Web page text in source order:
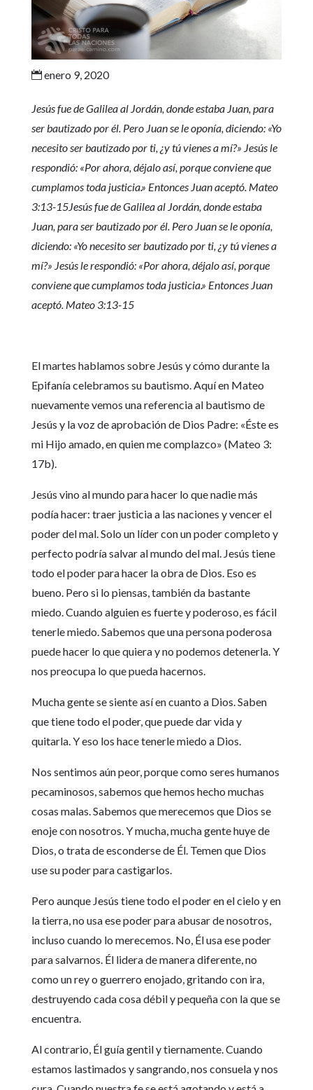
enero 9, 2020
Jesús fue de Galilea al Jordán, donde estaba Juan, para
ser bautizado por él. Pero Juan se le oponía, diciendo: «Yo
necesito ser bautizado por ti, ¿y tú vienes a mí?» Jesús le
respondió: «Por ahora, déjalo así, porque conviene que
cumplamos toda justicia.» Entonces Juan aceptó. Mateo
3:13-15Jesús fue de Galilea al Jordán, donde estaba
Juan, para ser bautizado por él. Pero Juan se le oponía,
diciendo: «Yo necesito ser bautizado por ti, ¿y tú vienes a
mí?» Jesús le respondió: «Por ahora, déjalo así, porque
conviene que cumplamos toda justicia.» Entonces Juan
aceptó. Mateo 3:13-15
El martes hablamos sobre Jesús y cómo durante la
Epifanía celebramos su bautismo. Aquí en Mateo
nuevamente vemos una referencia al bautismo de
Jesús y la voz de aprobación de Dios Padre: «Éste es
mi Hijo amado, en quien me complazco» (Mateo 3:
17b).
Jesús vino al mundo para hacer lo que nadie más
podía hacer: traer justicia a las naciones y vencer el
poder del mal. Solo un líder con un poder completo y
perfecto podría salvar al mundo del mal. Jesús tiene
todo el poder para hacer la obra de Dios. Eso es
bueno. Pero si lo piensas, también da bastante
miedo. Cuando alguien es fuerte y poderoso, es fácil
tenerle miedo. Sabemos que una persona poderosa
puede hacer lo que quiera y no podemos detenerla. Y
nos preocupa lo que pueda hacernos.
Mucha gente se siente así en cuanto a Dios. Saben
que tiene todo el poder, que puede dar vida y
quitarla. Y eso los hace tenerle miedo a Dios.
Nos sentimos aún peor, porque como seres humanos
pecaminosos, sabemos que hemos hecho muchas
cosas malas. Sabemos que merecemos que Dios se
enoje con nosotros. Y mucha, mucha gente huye de
Dios, o trata de esconderse de Él. Temen que Dios
use su poder para castigarlos.
Pero aunque Jesús tiene todo el poder en el cielo y en
la tierra, no usa ese poder para abusar de nosotros,
incluso cuando lo merecemos. No, Él usa ese poder
para salvarnos. Él lidera de manera diferente, no
como un rey o guerrero enojado, gritando con ira,
destruyendo cada cosa débil y pequeña con la que se
encuentra.
Al contrario, Él guía gentil y tiernamente. Cuando
estamos lastimados y sangrando, nos consuela y nos